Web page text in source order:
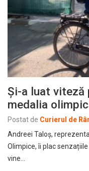
Și-a luat viteză
medalia
Postat de Curierul de
Andreei Taloș,
Olimpice, îi plac
vine…